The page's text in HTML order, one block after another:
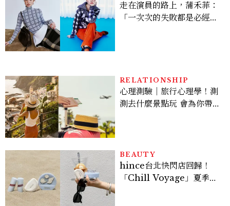
走在演員的路上，蒲禾菲：
「一次次的失敗都是必經過
RELATIONSHIP
心理測驗｜旅行心理學！測
測去什麼景點玩 會為你帶來
BEAUTY
hince台北快閃店回歸！
「Chill Voyage」夏季限